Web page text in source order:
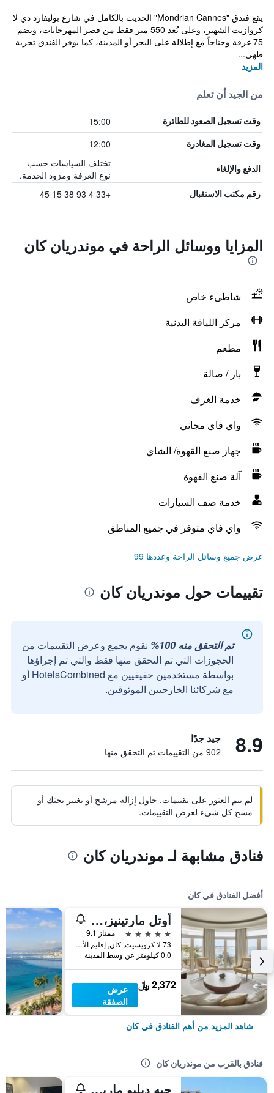
يقع فندق "Mondrian Cannes" الحديث بالكامل في شارع بوليفارد دي لا
كروازيت الشهير، وعلى بُعد 550 متر فقط من قصر المهرجانات، ويضم
75 غرفة وجناحاً مع إطلالة على البحر أو المدينة، كما يوفر الفندق تجربة
طهي...
المزيد
من الجيد أن تعلم
وقت تسجيل الصعود للطائرة 15:00
وقت تسجيل المغادرة 12:00
الدفع والإلغاء
تختلف السياسات حسب
نوع الغرفة ومزود الخدمة.
رقم مكتب الاستقبال +33 4 93 38 15 45
المزايا ووسائل الراحة في موندريان كان
شاطىء خاص
مركز اللياقة البدنية
مطعم
بار / صالة
خدمة الغرف
واي فاي مجاني
جهاز صنع القهوة/ الشاي
آلة صنع القهوة
خدمة صف السيارات
واي فاي متوفر في جميع المناطق
عرض جميع وسائل الراحة وعددها 99
تقييمات حول موندريان كان
تم التحقق منه 100%
نقوم بجمع وعرض التقييمات من
الحجوزات التي تم التحقق منها فقط والتي تم إجراؤها
بواسطة مستخدمين حقيقيين مع HotelsCombined أو
مع شركائنا الخارجيين الموثوقين.
8.9 جيد جدًا
902 من التقييمات تم التحقق منها
لم يتم العثور على تقييمات. حاول إزالة مرشح أو تغيير بحثك أو
مسح كل شيء لعرض التقييمات.
فنادق مشابهة لـ موندريان كان
أفضل الفنادق في كان
أوتل مارتينيز، إن ذي أنباوند كوليكشن باي حياة
5 نجوم
ممتاز 9.1
73 لا كرويسيت, كان, إقليم الألب البحري, فرنسا
0.0 كيلومتر عن وسط المدينة
2,372 ﷼
عرض
الصفقة
شاهد المزيد من أهم الفنادق في كان
فنادق بالقرب من موندريان كان
جيه دبليو ماريوت كان